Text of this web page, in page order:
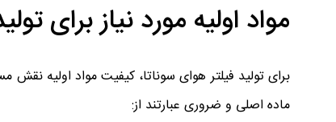
مواد اولیه مورد نیاز برای
برای تولید فیلتر هوای سوناتا، کیفیت مواد اولیه
ماده اصلی و ضروری عبارتند از: